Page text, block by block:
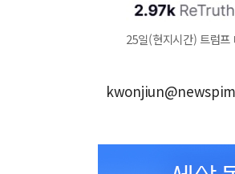
25일(현지시간) 트럼